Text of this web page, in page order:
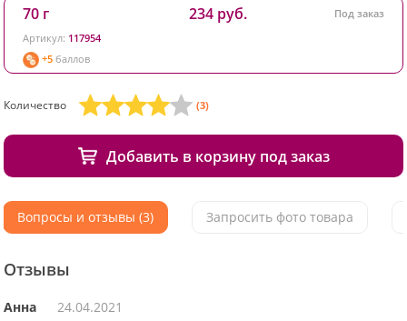
70 г
Артикул: 117954
+5 баллов
234 руб. Под заказ
Количество
Добавить в корзину под заказ
(3)
Вопросы и отзывы (3) Запросить фото товара
Отзывы
Анна 24.04.2021